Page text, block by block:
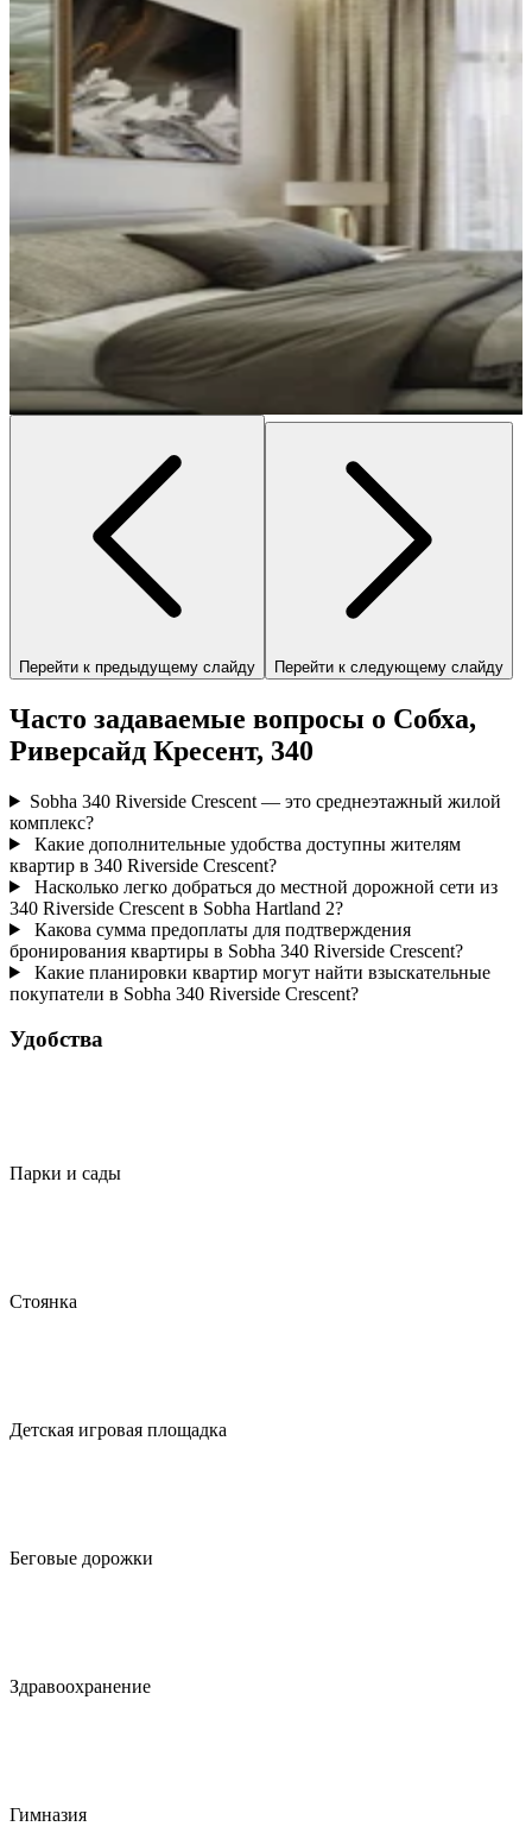
Перейти к предыдущему слайду Перейти к следующему слайду
Часто задаваемые вопросы о Собха,
Риверсайд Кресент, 340
Sobha 340 Riverside Crescent — это среднеэтажный жилой
комплекс?
Какие дополнительные удобства доступны жителям
квартир в 340 Riverside Crescent?
Насколько легко добраться до местной дорожной сети из
340 Riverside Crescent в Sobha Hartland 2?
Какова сумма предоплаты для подтверждения
бронирования квартиры в Sobha 340 Riverside Crescent?
Какие планировки квартир могут найти взыскательные
покупатели в Sobha 340 Riverside Crescent?
Удобства
Парки и сады
Стоянка
Детская игровая площадка
Беговые дорожки
Здравоохранение
Гимназия